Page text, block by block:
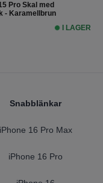
Pro Skal med
- Karamellbrun
I LAGER
Snabblänkar
iPhone 16 Pro Max
iPhone 16 Pro